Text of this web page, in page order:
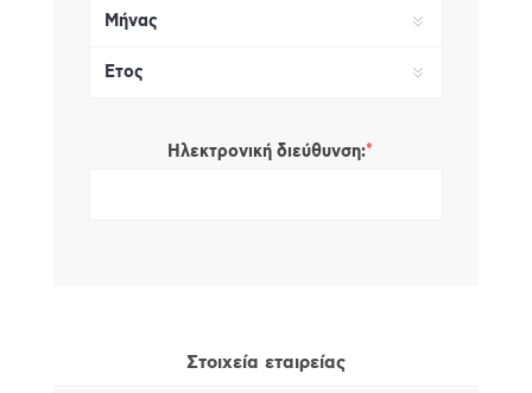
Ηλεκτρονική διεύθυνση:*
Στοιχεία εταιρείας